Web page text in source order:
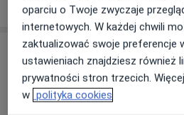
Adresy (5)
Adres 1 Adres 2 Adres
oparciu o Twoje zwyczaje
internetowych. W każdej chwili
zaktualizować swoje preferencje
ustawieniach znajdziesz również
prywatności stron trzecich.
w polityka cookies